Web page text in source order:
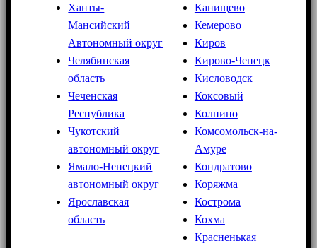
Ханты-
Мансийский
Автономный округ
Челябинская
область
Чеченская
Республика
Чукотский
автономный округ
Ямало-Ненецкий
автономный округ
Ярославская
область
Канищево
Кемерово
Киров
Кирово-Чепецк
Кисловодск
Коксовый
Колпино
Комсомольск-на-
Амуре
Кондратово
Коряжма
Кострома
Кохма
Красненькая